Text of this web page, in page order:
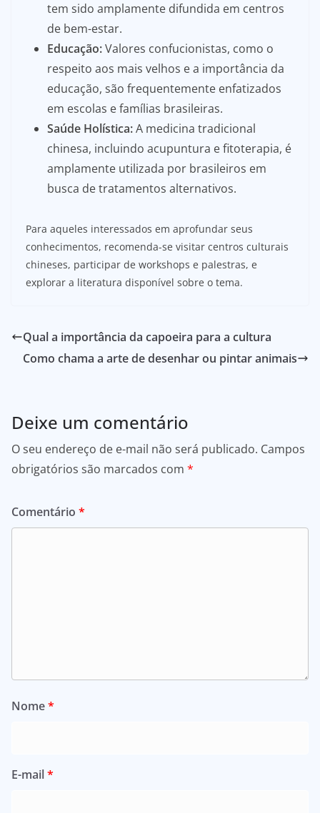
tem sido amplamente difundida em centros
de bem-estar.
Educação:Valores confucionistas, como o
respeito aos mais velhos e a importância da
educação, são frequentemente enfatizados
em escolas e famílias brasileiras.
Saúde Holística:A medicina tradicional
chinesa, incluindo acupuntura e fitoterapia, é
amplamente utilizada por brasileiros em
busca de tratamentos alternativos.
Para aqueles interessados em aprofundar seus
conhecimentos, recomenda-se visitar centros culturais
chineses, participar de workshops e palestras, e
explorar a literatura disponível sobre o tema.
Qual a importância da capoeira para a cultura
Como chama a arte de desenhar ou pintar animais
Deixe um comentário
O seu endereço de e-mail não será publicado. Campos
obrigatórios são marcados com *
Comentário *
Nome*
E-mail*